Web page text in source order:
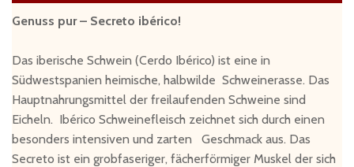
Genuss pur – Secreto ibérico!
Das iberische Schwein (Cerdo Ibérico) ist eine in
Südwestspanien heimische, halbwilde Schweinerasse. Das
Hauptnahrungsmittel der freilaufenden Schweine sind
Eicheln. Ibérico Schweinefleisch zeichnet sich durch einen
besonders intensiven und zarten Geschmack aus. Das
Secreto ist ein grobfaseriger, fächerförmiger Muskel der sich